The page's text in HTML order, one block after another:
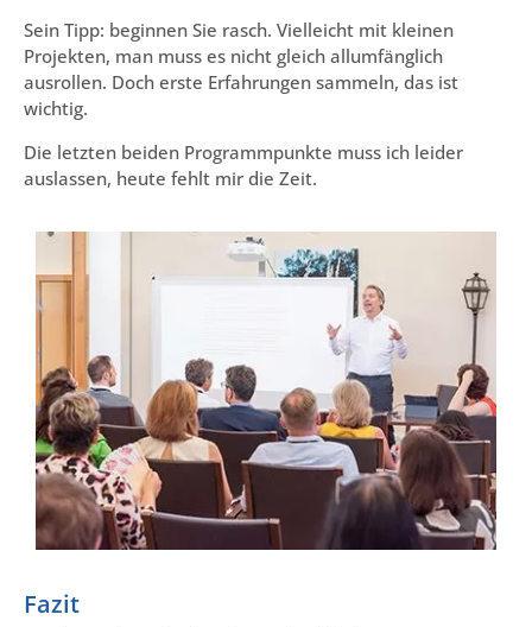
Sein Tipp: beginnen Sie rasch. Vielleicht mit kleinen
Projekten, man muss es nicht gleich allumfänglich
ausrollen. Doch erste Erfahrungen sammeln, das ist
wichtig.
Die letzten beiden Programmpunkte muss ich leider
auslassen, heute fehlt mir die Zeit.
Fazit